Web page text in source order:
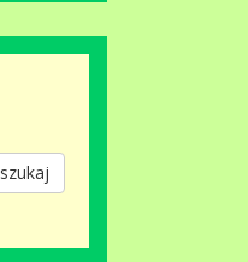
szukaj